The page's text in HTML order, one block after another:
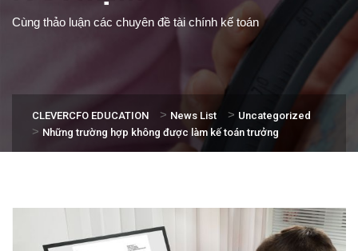
Cùng thảo luận các chuyên đề tài chính kế toán
CLEVERCFO EDUCATION > News List > Uncategorized
> Những trường hợp không được làm kế toán trưởng